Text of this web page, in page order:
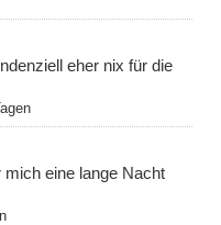
eher nix für die
eine lange Nacht